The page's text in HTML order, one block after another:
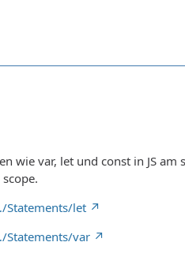
wie var, let und const in JS
Statements/let
Statements/var